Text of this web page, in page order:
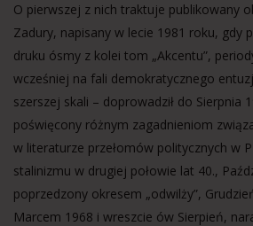
O pierwszej z nich traktuje publikowany
Zadury, napisany w lecie 1981 roku, gdy
druku ósmy z kolei tom „Akcentu”,
wcześniej na fali demokratycznego
szerszej skali – doprowadził do Sierpnia
poświęcony różnym zagadnieniom
w literaturze przełomów politycznych w
stalinizmu w drugiej połowie lat 40.,
poprzedzony okresem „odwilży”,
Marcem 1968 i wreszcie ów Sierpień,